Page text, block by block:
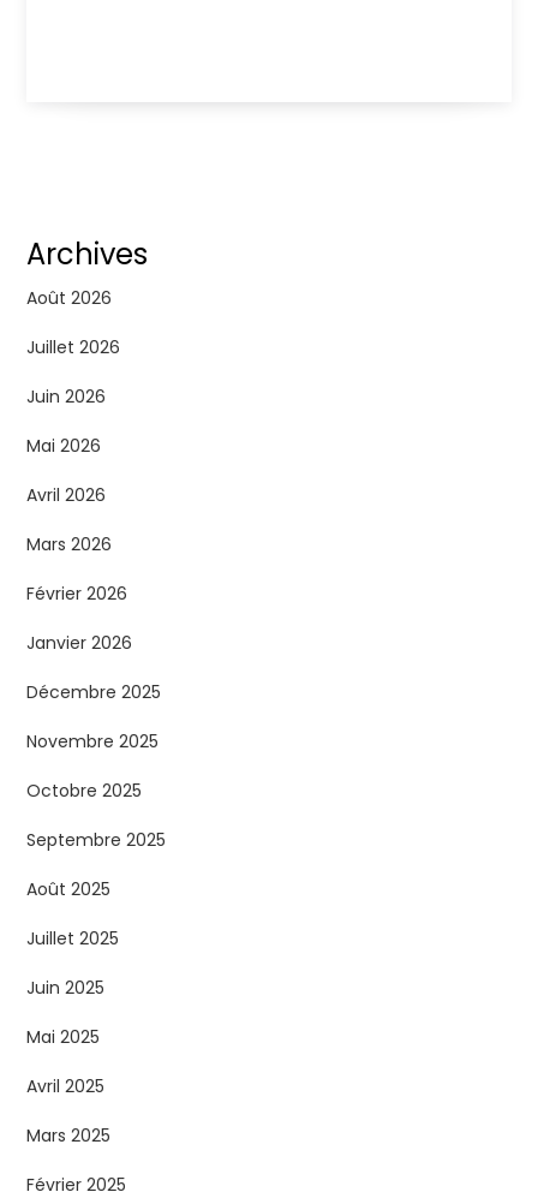
Archives
Août 2026
Juillet 2026
Juin 2026
Mai 2026
Avril 2026
Mars 2026
Février 2026
Janvier 2026
Décembre 2025
Novembre 2025
Octobre 2025
Septembre 2025
Août 2025
Juillet 2025
Juin 2025
Mai 2025
Avril 2025
Mars 2025
Février 2025